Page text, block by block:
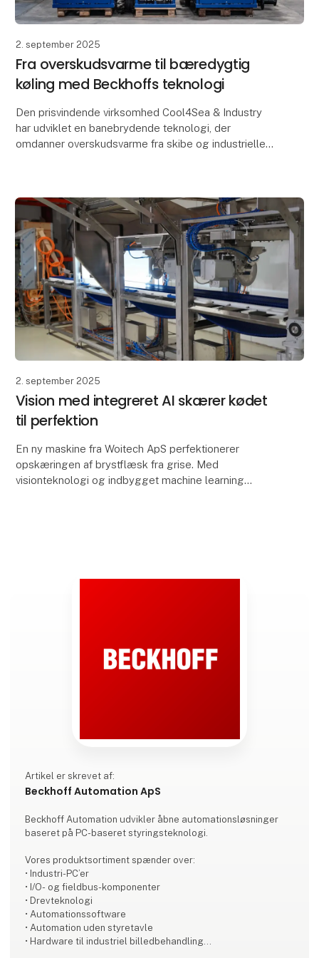
2. september 2025
Fra overskudsvarme til bæredygtig
køling med Beckhoffs teknologi
Den prisvindende virksomhed Cool4Sea & Industry
har udviklet en banebrydende teknologi, der
omdanner overskudsvarme fra skibe og industrielle
2. september 2025
Vision med integreret AI skærer kødet
til perfektion
En ny maskine fra Woitech ApS perfektionerer
opskæringen af brystflæsk fra grise. Med
visionteknologi og indbygget machine learning
Artikel er skrevet af:
Beckhoff Automation ApS
Beckhoff Automation udvikler åbne automationsløsninger
baseret på PC-baseret styringsteknologi.
Vores produktsortiment spænder over:
• Industri-PC’er
• I/O- og fieldbus-komponenter
• Drevteknologi
• Automationssoftware
• Automation uden styretavle
• Hardware til industriel billedbehandling